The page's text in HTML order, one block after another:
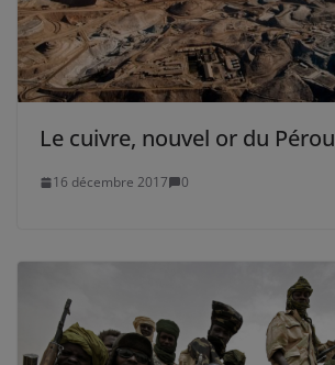
Le cuivre, nouvel or du Pérou
16 décembre 2017 0